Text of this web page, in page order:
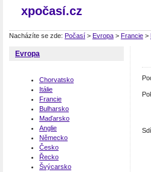
xpočasí.cz
Nacházíte se zde: Počasí > Evropa > Francie >
Evropa
Chorvatsko
Itálie
Francie
Bulharsko
Maďarsko
Anglie
Německo
Česko
Řecko
Švýcarsko